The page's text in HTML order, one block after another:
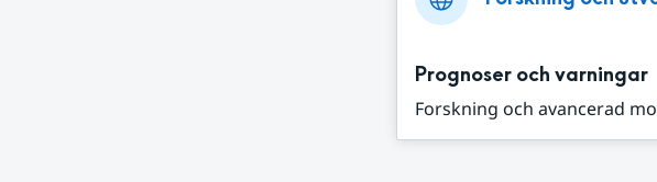
Prognoser och varningar
Forskning och avancerad